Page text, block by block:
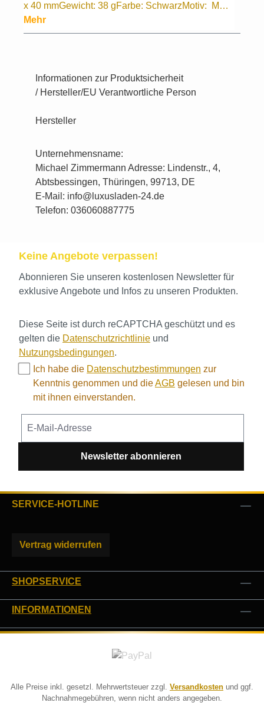
x 40 mmGewicht: 38 gFarbe: SchwarzMotiv: M…
Mehr
Informationen zur Produktsicherheit
/ Hersteller/EU Verantwortliche Person
Hersteller
Unternehmensname:
Michael Zimmermann Adresse: Lindenstr., 4,
Abtsbessingen, Thüringen, 99713, DE
E-Mail: info@luxusladen-24.de
Telefon: 036060887775
Keine Angebote verpassen!
Abonnieren Sie unseren kostenlosen Newsletter für
exklusive Angebote und Infos zu unseren Produkten.
Diese Seite ist durch reCAPTCHA geschützt und es
gelten die Datenschutzrichtlinie und
Nutzungsbedingungen.
Ich habe die Datenschutzbestimmungen zur
Kenntnis genommen und dieAGB gelesen und bin
mit ihnen einverstanden.
Newsletter abonnieren
SERVICE-HOTLINE
Vertrag widerrufen
SHOPSERVICE
INFORMATIONEN
Alle Preise inkl. gesetzl. Mehrwertsteuer zzgl. Versandkosten und ggf.
Nachnahmegebühren, wenn nicht anders angegeben.